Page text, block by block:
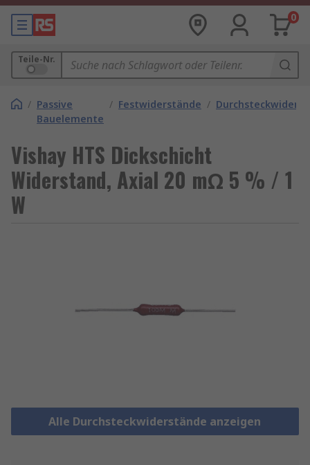
0
Teile-Nr.
/ Passive
Bauelemente
/ Festwiderstände /
Vishay HTS Dickschicht
Widerstand, Axial 20 mΩ 5 % / 1
W
Alle Durchsteckwiderstände anzeigen